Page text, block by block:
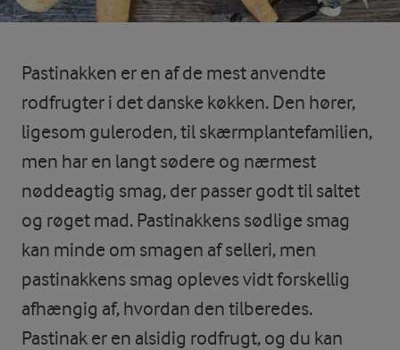
Pastinakken er en af de mest anvendte
rodfrugter i det danske køkken. Den hører,
ligesom guleroden, til skærmplantefamilien,
men har en langt sødere og nærmest
nøddeagtig smag, der passer godt til saltet
og røget mad. Pastinakkens sødlige smag
kan minde om smagen af selleri, men
pastinakkens smag opleves vidt forskellig
afhængig af, hvordan den tilberedes.
Pastinak er en alsidig rodfrugt, og du kan